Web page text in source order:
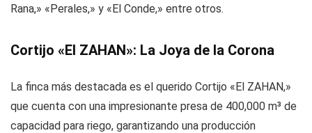
Rana,» «Perales,» y «El Conde,» entre otros.
Cortijo «El ZAHAN»: La Joya de la Corona
La finca más destacada es el querido Cortijo «El ZAHAN,»
que cuenta con una impresionante presa de 400,000 m³ de
capacidad para riego, garantizando una producción